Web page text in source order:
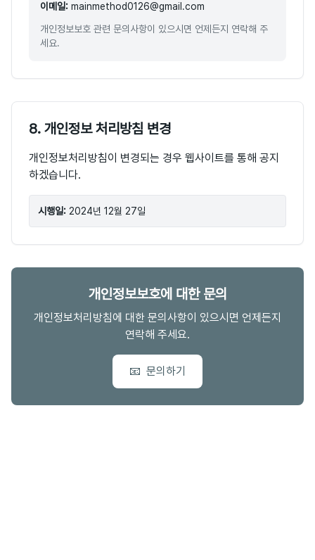
이메일: mainmethod0126@gmail.com
개인정보보호 관련 문의사항이 있으시면 언제든지 연락해 주
세요.
8. 개인정보 처리방침 변경
개인정보처리방침이 변경되는 경우 웹사이트를 통해 공지
하겠습니다.
시행일: 2024년 12월 27일
개인정보보호에 대한 문의
개인정보처리방침에 대한 문의사항이 있으시면 언제든지
연락해 주세요.
📧 문의하기